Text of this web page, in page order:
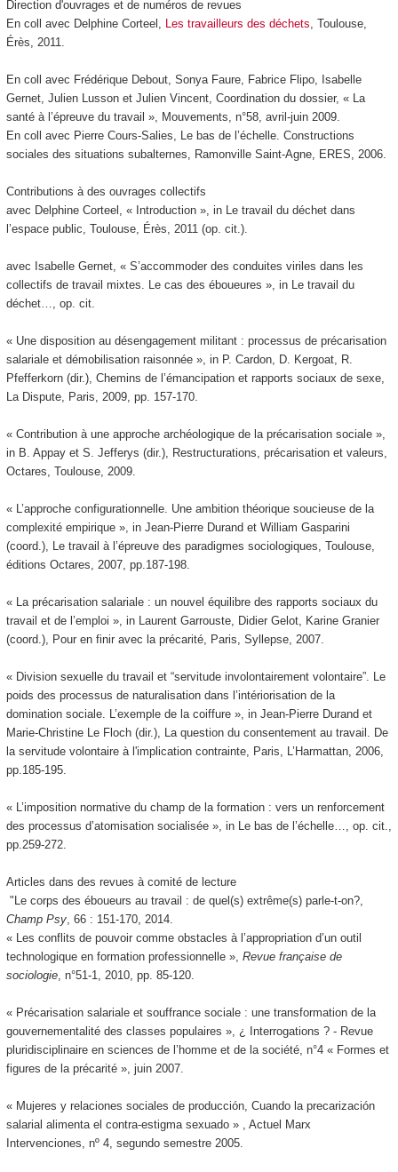
Direction d'ouvrages et de numéros de revues
En coll avec Delphine Corteel,
Les travailleurs des déchets , Toulouse,
Érès, 2011.
En coll avec Frédérique Debout, Sonya Faure, Fabrice Flipo, Isabelle
Gernet, Julien Lusson et Julien Vincent, Coordination du dossier, « La
santé à l’épreuve du travail », Mouvements, n°58, avril-juin 2009.
En coll avec Pierre Cours-Salies, Le bas de l’échelle. Constructions
sociales des situations subalternes, Ramonville Saint-Agne, ERES, 2006.
Contributions à des ouvrages collectifs
avec Delphine Corteel, « Introduction », in Le travail du déchet dans
l’espace public, Toulouse, Érès, 2011 (op. cit.).
avec Isabelle Gernet, « S’accommoder des conduites viriles dans les
collectifs de travail mixtes. Le cas des éboueures », in Le travail du
déchet…, op. cit.
« Une disposition au désengagement militant : processus de précarisation
salariale et démobilisation raisonnée », in P. Cardon, D. Kergoat, R.
Pfefferkorn (dir.), Chemins de l’émancipation et rapports sociaux de sexe,
La Dispute, Paris, 2009, pp. 157-170.
« Contribution à une approche archéologique de la précarisation sociale »,
in B. Appay et S. Jefferys (dir.), Restructurations, précarisation et valeurs,
Octares, Toulouse, 2009.
« L’approche configurationnelle. Une ambition théorique soucieuse de la
complexité empirique », in Jean-Pierre Durand et William Gasparini
(coord.), Le travail à l’épreuve des paradigmes sociologiques, Toulouse,
éditions Octares, 2007, pp.187-198.
« La précarisation salariale : un nouvel équilibre des rapports sociaux du
travail et de l’emploi », in Laurent Garrouste, Didier Gelot, Karine Granier
(coord.), Pour en finir avec la précarité, Paris, Syllepse, 2007.
« Division sexuelle du travail et “servitude involontairement volontaire”. Le
poids des processus de naturalisation dans l’intériorisation de la
domination sociale. L’exemple de la coiffure », in Jean-Pierre Durand et
Marie-Christine Le Floch (dir.), La question du consentement au travail. De
la servitude volontaire à l'implication contrainte, Paris, L’Harmattan, 2006,
pp.185-195.
« L’imposition normative du champ de la formation : vers un renforcement
des processus d’atomisation socialisée », in Le bas de l’échelle…, op. cit.,
pp.259-272.
Articles dans des revues à comité de lecture
"Le corps des éboueurs au travail : de quel(s) extrême(s) parle-t-on?,
Champ Psy, 66 : 151-170, 2014.
« Les conflits de pouvoir comme obstacles à l’appropriation d’un outil
technologique en formation professionnelle », Revue française de
sociologie, n°51-1, 2010, pp. 85-120.
« Précarisation salariale et souffrance sociale : une transformation de la
gouvernementalité des classes populaires », ¿ Interrogations ? - Revue
pluridisciplinaire en sciences de l’homme et de la société, n°4 « Formes et
figures de la précarité », juin 2007.
« Mujeres y relaciones sociales de producción, Cuando la precarización
salarial alimenta el contra-estigma sexuado » , Actuel Marx
Intervenciones, nº 4, segundo semestre 2005.